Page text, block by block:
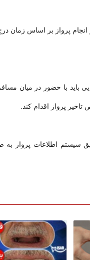
پرواز بر اساس زمان
باید با حضور در میان
پرواز اقدام کند.
سیستم اطلاعات پرواز به